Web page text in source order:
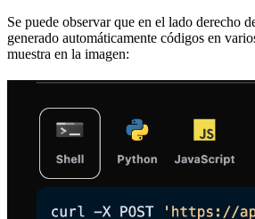
Se puede observar que en el lado derecho
generado automáticamente códigos en
muestra en la imagen: